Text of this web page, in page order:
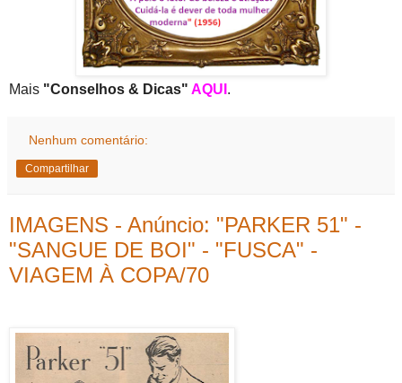
Mais "Conselhos & Dicas" AQUI .
Nenhum comentário:
Compartilhar
IMAGENS - Anúncio: "PARKER 51" -
"SANGUE DE BOI" - "FUSCA" -
VIAGEM À COPA/70